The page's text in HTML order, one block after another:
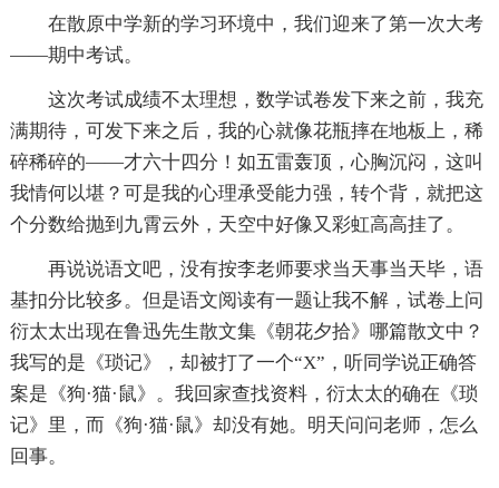
在散原中学新的学习环境中，我们迎来了第一次大考
——期中考试。
这次考试成绩不太理想，数学试卷发下来之前，我充
满期待，可发下来之后，我的心就像花瓶摔在地板上，稀
碎稀碎的——才六十四分！如五雷轰顶，心胸沉闷，这叫
我情何以堪？可是我的心理承受能力强，转个背，就把这
个分数给抛到九霄云外，天空中好像又彩虹高高挂了。
再说说语文吧，没有按李老师要求当天事当天毕，语
基扣分比较多。但是语文阅读有一题让我不解，试卷上问
衍太太出现在鲁迅先生散文集《朝花夕拾》哪篇散文中？
我写的是《琐记》，却被打了一个“X”，听同学说正确答
案是《狗·猫·鼠》。我回家查找资料，衍太太的确在《琐
记》里，而《狗·猫·鼠》却没有她。明天问问老师，怎么
回事。